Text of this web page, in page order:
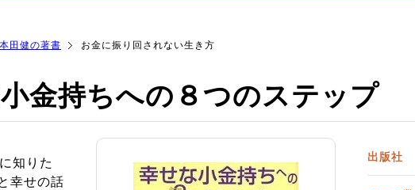
本田健の著書 お金に振り回されない生き方
金持ちへの８つのステップ
出版社
知りた
幸せの話